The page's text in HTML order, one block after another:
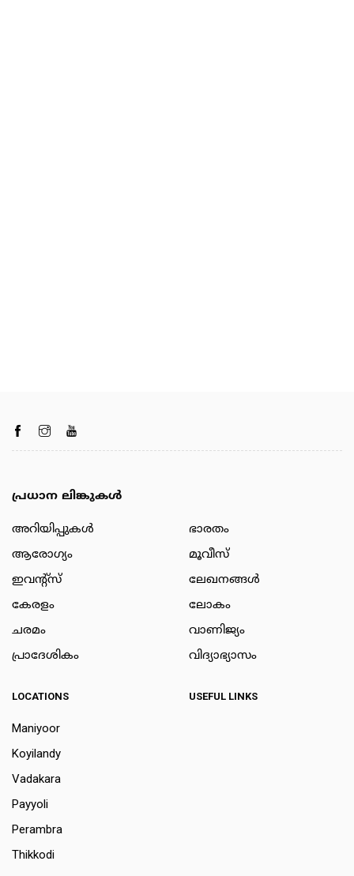
പ്രധാന ലിങ്കുകൾ
അറിയിപ്പുകള്‍
ആരോഗ്യം
ഇവന്റ്സ്
കേരളം
ചരമം
പ്രാദേശികം
ഭാരതം
മൂവീസ്
ലേഖനങ്ങള്‍
ലോകം
വാണിജ്യം
വിദ്യാഭ്യാസം
LOCATIONS
Maniyoor
Koyilandy
Vadakara
Payyoli
Perambra
Thikkodi
USEFUL LINKS